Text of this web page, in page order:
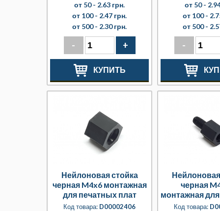
от 50 - 2.63 грн.
от 100 - 2.47 грн.
от 500 - 2.30 грн.
- +
КУПИТЬ
от 50 -
от 100 -
от 500 -
-
Нейлоновая стойка
черная M4x6 монтажная
для печатных плат
Код товара: D00002406
черная
монтажная
плат
Код товара: